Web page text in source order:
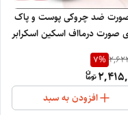
صورت ضد چروکی پوست و پاک
سازی صورت درمااف اسکین اسکرابر
7%
افزودن به سبد